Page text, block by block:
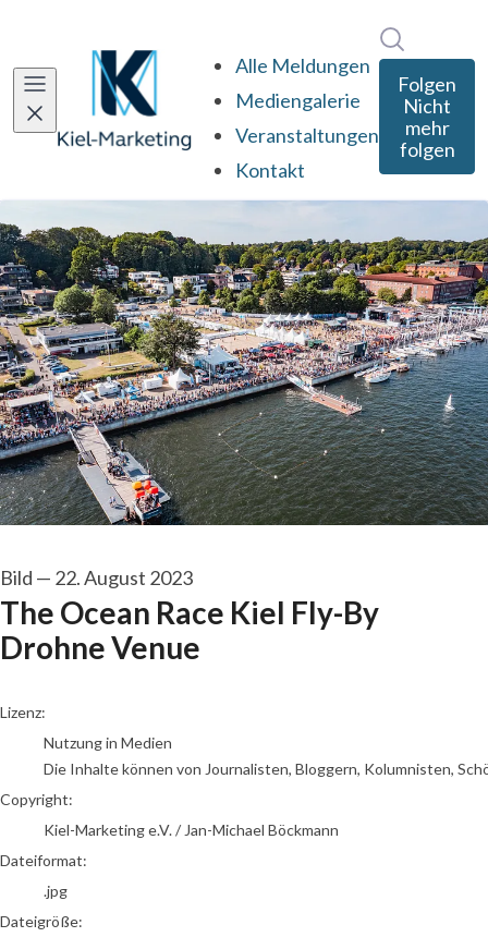
Alle Meldungen
Mediengalerie
Veranstaltungen
Kontakt
Folgen
Nicht
mehr
folgen
Bild — 22. August 2023
The Ocean Race Kiel Fly-By
Drohne Venue
go to media item
Lizenz:
Nutzung in Medien
Die Inhalte können von Journalisten, Bloggern, Kolumnisten,
Copyright:
Kiel-Marketing e.V. / Jan-Michael Böckmann
Dateiformat:
.jpg
Dateigröße: